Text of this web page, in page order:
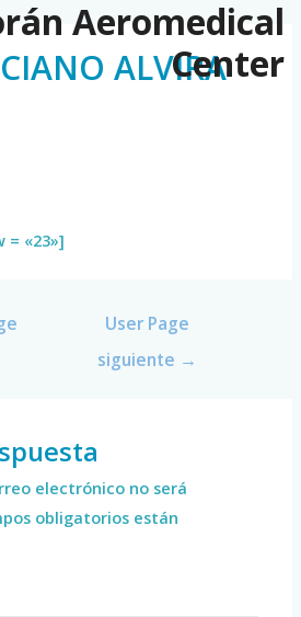
Aeromedical
Center
ALVIRA
«23»]
User Page
siguiente →
electrónico no será
obligatorios están